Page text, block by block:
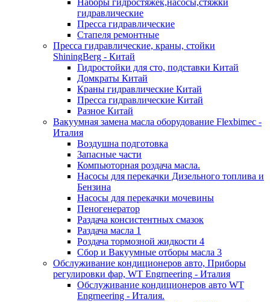
Наборы гидростяжек,насосы,стяжки
гидравлические
Пресса гидравлические
Стапеля ремонтные
Пресса гидравлические, краны, стойки
ShiningBerg - Китай
Гидростойки для сто, подставки Китай
Домкраты Китай
Краны гидравлические Китай
Пресса гидравлические Китай
Разное Китай
Вакуумная замена масла оборудование Flexbimeс -
Италия
Воздушна подготовка
Запасные части
Компьюторная роздача масла.
Насосы для перекачки Дизельного топлива и
Бензина
Насосы для перекачки мочевины
Пеногенератор
Раздача консистентных смазок
Раздача масла 1
Роздача тормозной жидкости 4
Сбор и Вакуумные отборы масла 3
Обслуживание кондиционеров авто, Приборы
регулировки фар, WT Engrneering - Италия
Обслуживание кондиционеров авто WT
Engrneering - Италия.